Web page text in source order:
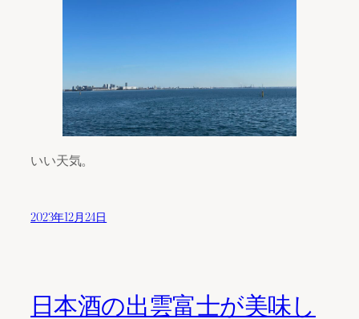
いい天気。
2023年12月24日
日本酒の出雲富士が美味し